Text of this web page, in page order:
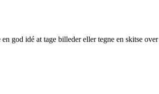
god idé at tage billeder eller tegne en skitse